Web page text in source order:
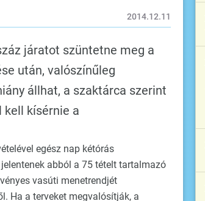
2014.12.11
járatot szüntetne meg a
után, valószínűleg
állhat, a szaktárca szerint
kísérnie a
egész nap kétórás
abból a 75 tételt tartalmazó
vasúti menetrendjét
Ha a terveket megvalósítják, a